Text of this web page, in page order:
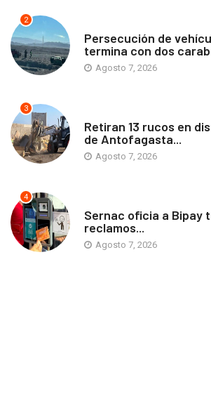
2
Persecución de
termina con dos
Agosto 7, 2026
3
Retiran 13 rucos en
de Antofagasta...
Agosto 7, 2026
4
Sernac oficia a Bipay
reclamos...
Agosto 7, 2026